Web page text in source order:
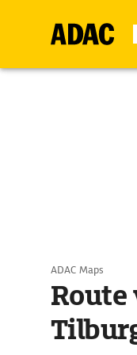
ADAC Maps
Route